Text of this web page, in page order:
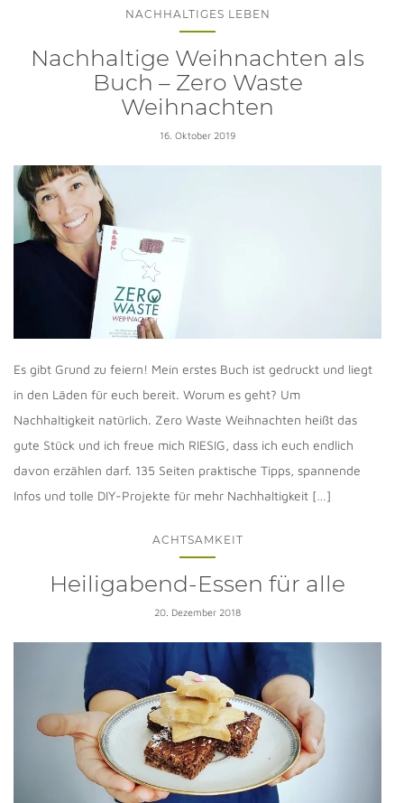
NACHHALTIGES LEBEN
Nachhaltige Weihnachten als
Buch – Zero Waste
Weihnachten
16. Oktober 2019
Es gibt Grund zu feiern! Mein erstes Buch ist gedruckt und liegt
in den Läden für euch bereit. Worum es geht? Um
Nachhaltigkeit natürlich. Zero Waste Weihnachten heißt das
gute Stück und ich freue mich RIESIG, dass ich euch endlich
davon erzählen darf. 135 Seiten praktische Tipps, spannende
Infos und tolle DIY-Projekte für mehr Nachhaltigkeit […]
ACHTSAMKEIT
Heiligabend-Essen für alle
20. Dezember 2018